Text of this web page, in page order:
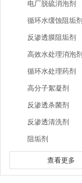
电厂脱硫消泡剂
循环水缓蚀阻垢剂
反渗透膜阻垢剂
高效水处理消泡剂
循环水处理药剂
高分子絮凝剂
反渗透杀菌剂
反渗透清洗剂
阻垢剂
查看更多